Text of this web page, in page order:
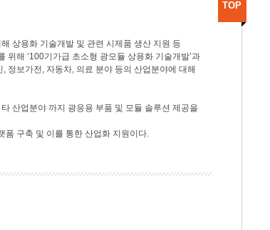
상용화 기술개발 및 관련 시제품 생산 지원 등
해 ‘100기가급 초소형 광모듈 상용화 기술개발’과
정보가전, 자동차, 의료 분야 등의 산업분야에 대해
산업분야 까지 광응용 부품 및 모듈 솔루션 제공을
폼 구축 및 이를 통한 산업화 지원이다.
TOP